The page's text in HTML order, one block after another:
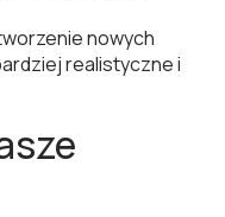
nowych
realistyczne i